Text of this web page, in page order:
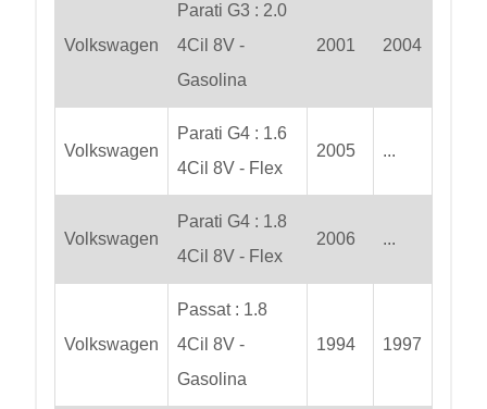
Volkswagen
Parati G3 : 2.0
4Cil 8V -
Gasolina
2001 2004
Volkswagen
Parati G4 : 1.6
4Cil 8V - Flex
2005 ...
Volkswagen
Parati G4 : 1.8
4Cil 8V - Flex
2006 ...
Volkswagen
Passat : 1.8
4Cil 8V -
Gasolina
1994 1997